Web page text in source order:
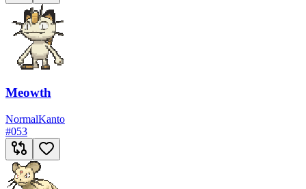
Meowth
NormalKanto
#053